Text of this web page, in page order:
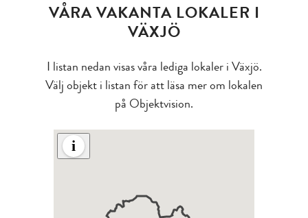
VÅRA VAKANTA LOKALER I
VÄXJÖ
I listan nedan visas våra lediga lokaler i Växjö.
Välj objekt i listan för att läsa mer om lokalen
på Objektvision.